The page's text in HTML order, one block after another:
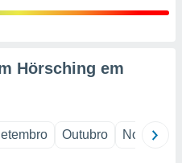
Hörsching em
Outubro Novembro